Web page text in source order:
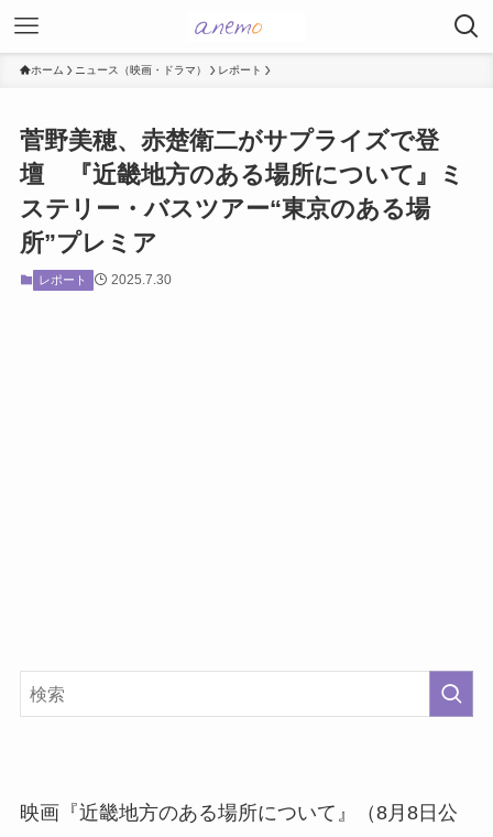
ホーム ニュース（映画・ドラマ） レポート
菅野美穂、赤楚衛二がサプライズで登
壇 『近畿地方のある場所について』ミ
ステリー・バスツアー“東京のある場
所”プレミア
レポート 2025.7.30
映画『近畿地方のある場所について』（8月8日公